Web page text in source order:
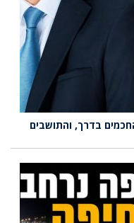
בדרך, והתושבים